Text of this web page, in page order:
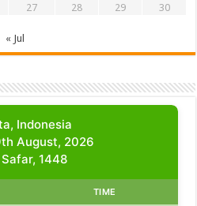
27 28 29
30
« Jul
Indonesia
August, 2026
1448
TIME